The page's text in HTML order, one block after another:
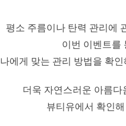
평소 주름이나 탄력 관리에
이번 이벤트를
나에게 맞는 관리 방법을 확
더욱 자연스러운 아름다
뷰티유에서 확인